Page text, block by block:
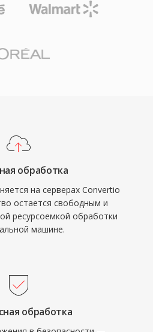
обработка
на серверах Convertio
остается свободным и
ресурсоемкой обработки
машине.
обработка